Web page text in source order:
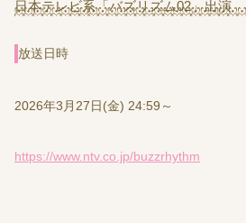
日本テレビ系「バズリズム02」出演
放送日時
2026年3月27日(金) 24:59～
https://www.ntv.co.jp/buzzrhythm